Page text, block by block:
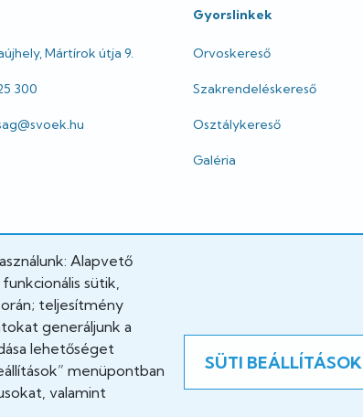
Mártírok útja 9.
300
Gyorslinkek
Orvoskereső
Szakrendeléskereső
Osztálykereső
Galéria
Alapvető
sütik,
teljesítmény
generáljunk a
lehetőséget
menüpontban
valamint
SÜTI BEÁLLÍTÁSOK